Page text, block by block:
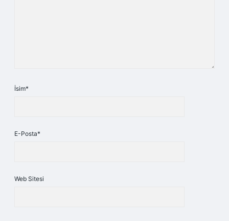
İsim*
E-Posta*
Web Sitesi